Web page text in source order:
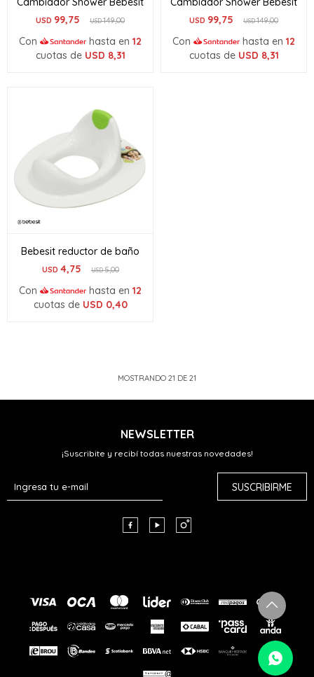
USD 99,75 USD149,00
Con hasta en 12
cuotas de USD 8,31
USD 99,75 USD149,00
Con hasta en 12
cuotas de USD 8,31
Bebesit reductor de baño
USD 4,75 USD5,00
Con hasta en 12
cuotas de USD 0,40
MOSTRANDO 21 DE 21
NEWSLETTER
¡Suscribite y recibí todas nuestras novedades!
SUSCRIBIRME
  